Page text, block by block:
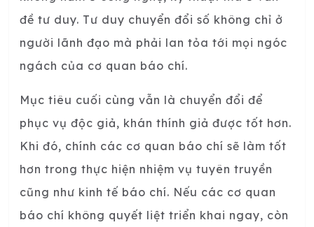
đề tư duy. Tư duy chuyển đổi số không chỉ ở
người lãnh đạo mà phải lan tỏa tới mọi ngóc
ngách của cơ quan báo chí.
Mục tiêu cuối cùng vẫn là chuyển đổi để
phục vụ độc giả, khán thính giả được tốt hơn.
Khi đó, chính các cơ quan báo chí sẽ làm tốt
hơn trong thực hiện nhiệm vụ tuyên truyền
cũng như kinh tế báo chí. Nếu các cơ quan
báo chí không quyết liệt triển khai ngay, còn